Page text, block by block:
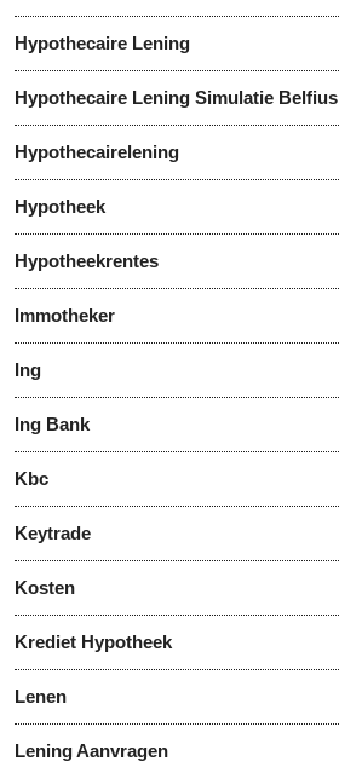
Hypothecaire Lening
Hypothecaire Lening Simulatie Belfius
Hypothecairelening
Hypotheek
Hypotheekrentes
Immotheker
Ing
Ing Bank
Kbc
Keytrade
Kosten
Krediet Hypotheek
Lenen
Lening Aanvragen